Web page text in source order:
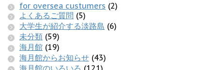
for oversea custumers (2)
よくあるご質問 (5)
大学生が紹介する淡路島 (6)
未分類 (59)
海月館 (19)
海月館からお知らせ (43)
海月館のいろいろ (121)